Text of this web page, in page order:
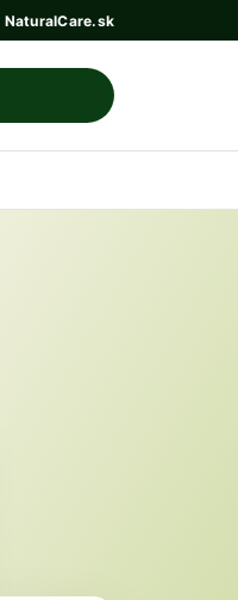
NaturalCare.sk